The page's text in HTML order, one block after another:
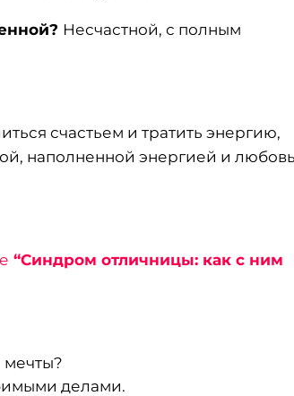
Несчастной, с полным
счастьем и тратить энергию,
наполненной энергией и
“Синдром отличницы: как с ним
мечты?
делами.